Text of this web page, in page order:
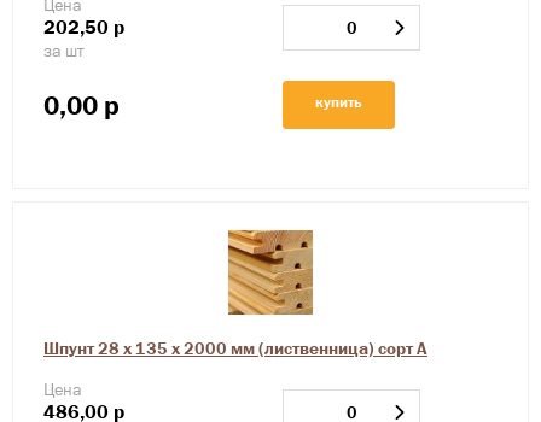
Цена
202,50 р
за шт
0,00 р купить
Шпунт 28 х 135 х 2000 мм (лиственница) сорт А
Цена
486,00 р